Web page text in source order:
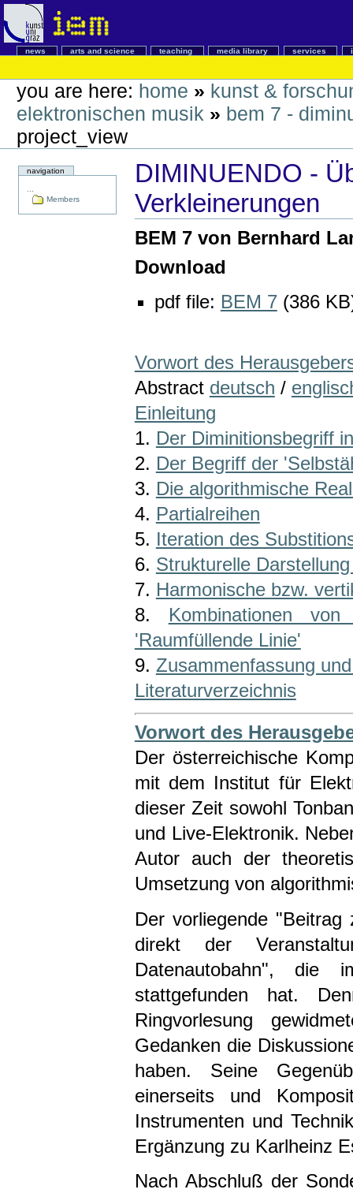
news arts and science teaching media library services
you are here: home » kunst &
elektronischen musik » bem 7 -
project_view
navigation
Members
DIMINUENDO -
Verkleinerungen
BEM 7 von Bernhard
Download
pdf file: BEM 7(386
Vorwort des
Abstract deutsch /
Einleitung
1. Der Diminitionsbegriff
2. Der Begriff der
3. Die algorithmische
4. Partialreihen
5. Iteration des
6. Strukturelle
7. Harmonische bzw.
8. Kombinationen
'Raumfüllende Linie'
9. Zusammenfassung
Literaturverzeichnis
Vorwort des
Der österreichische
mit dem Institut für
dieser Zeit sowohl
und Live-Elektronik.
Autor auch der
Umsetzung von
Der vorliegende
direkt der
Datenautobahn", die
stattgefunden hat.
Ringvorlesung
Gedanken die
haben. Seine
einerseits und
Instrumenten und
Ergänzung zu Karlheinz
Nach Abschluß der